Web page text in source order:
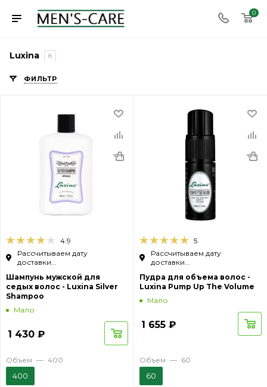
0
Luxina 8
ФИЛЬТР
4.9
Рассчитываем дату
доставки...
Шампунь мужской для
седых волос - Luxina Silver
Shampoo
Мало
1 430 ₽
Объем — 400
400
5
Рассчитываем дату
доставки...
Пудра для объема волос -
Luxina Pump Up The Volume
Мало
1 655 ₽
Объем — 60
60